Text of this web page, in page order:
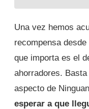
Una vez hemos
recompensa
que importa es el
ahorradores.
aspecto de
esperar a que